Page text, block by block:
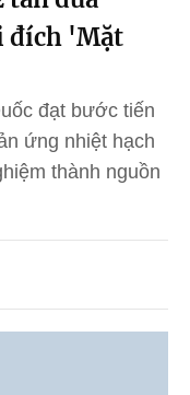
đích 'Mặt
đạt bước tiến
ứng nhiệt hạch
thành nguồn